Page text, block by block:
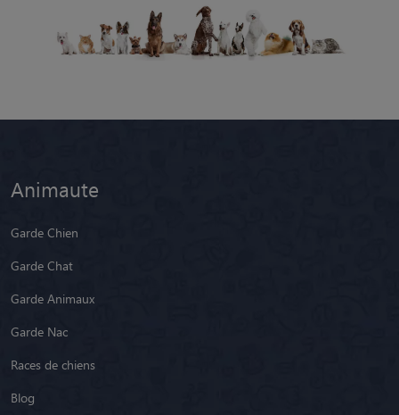
Animaute
Garde Chien
Garde Chat
Garde Animaux
Garde Nac
Races de chiens
Blog